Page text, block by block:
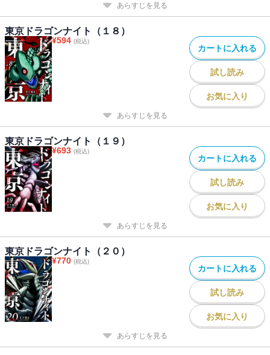
あらすじを見る
東京ドラゴンナイト（１８）
¥594 (税込)
カートに入れる
試し読み
お気に入り
あらすじを見る
東京ドラゴンナイト（１９）
¥693 (税込)
カートに入れる
試し読み
お気に入り
あらすじを見る
東京ドラゴンナイト（２０）
¥770 (税込)
カートに入れる
試し読み
お気に入り
あらすじを見る